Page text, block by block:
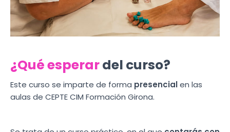
¿Qué esperardel curso?
Este curso se imparte de forma presencialen las
aulas de CEPTE CIM Formación Girona.